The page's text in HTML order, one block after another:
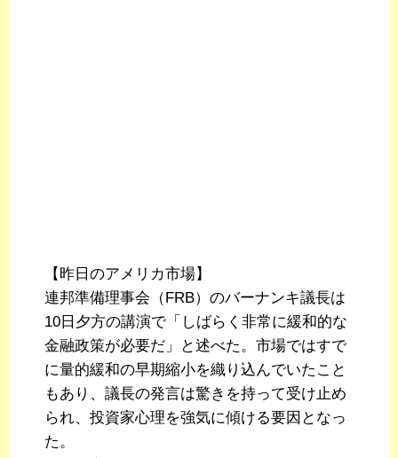
【昨日のアメリカ市場】
連邦準備理事会（FRB）のバーナンキ議長は
10日夕方の講演で「しばらく非常に緩和的な
金融政策が必要だ」と述べた。市場ではすで
に量的緩和の早期縮小を織り込んでいたこと
もあり、議長の発言は驚きを持って受け止め
られ、投資家心理を強気に傾ける要因となっ
た。